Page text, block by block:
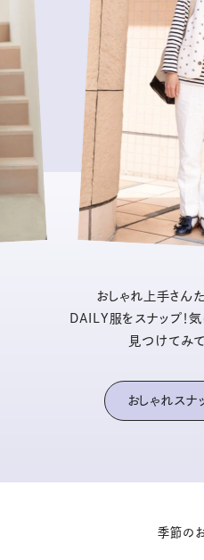
おしゃれ上手さん
DAILY服をスナップ！
見つけてみて
おしゃれスナ
季節の